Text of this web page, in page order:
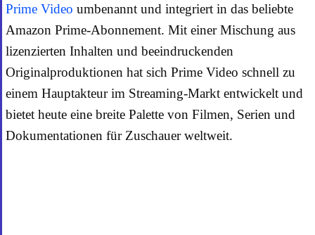
Prime Video umbenannt und integriert in das beliebte
Amazon Prime-Abonnement. Mit einer Mischung aus
lizenzierten Inhalten und beeindruckenden
Originalproduktionen hat sich Prime Video schnell zu
einem Hauptakteur im Streaming-Markt entwickelt und
bietet heute eine breite Palette von Filmen, Serien und
Dokumentationen für Zuschauer weltweit.